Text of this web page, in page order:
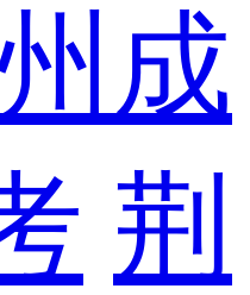
成
荆